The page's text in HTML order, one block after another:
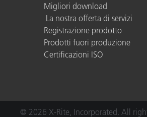
Migliori download
La nostra offerta di servizi
Registrazione prodotto
Prodotti fuori produzione
Certificazioni ISO
© 2026 X-Rite, Incorporated. All